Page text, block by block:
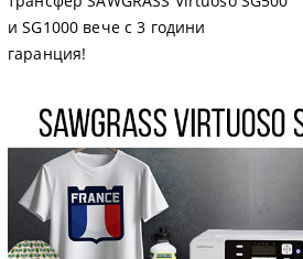
и SG1000 вече с 3 години
гаранция!